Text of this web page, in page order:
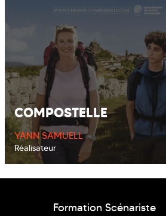
COMPOSTELLE
YANN SAMUELL
Réalisateur
Formation Scénariste